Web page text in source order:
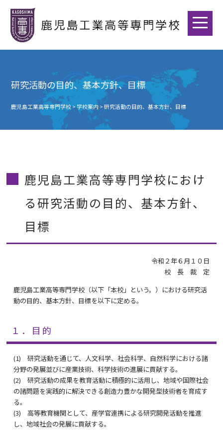
研究活動の目的、基本方針、目標
鹿児島工業高等専門学校>学校案内 >研究活動の目的、基本方針、目標
鹿児島工業高等専門学校におけ
る研究活動の目的、基本方針、
目標
令和２年６月１０日
校 長 裁 定
鹿児島工業高等専門学校（以下「本校」という。）における研究活
動の目的、基本方針、目標を以下に定める。
１．目的
(1) 研究活動を通じて、人文科学、社会科学、自然科学における諸
分野の発展並びに産業技術、科学技術の進展に貢献する。
(2) 研究活動の成果を教育活動に積極的に活用し、地域や国際社会
の諸問題を実践的に解決できる創造力豊かな開発型技術者を育成す
る。
(3) 高等教育機関として、産学官連携による研究開発活動を推進
し、地域社会の発展に貢献する。